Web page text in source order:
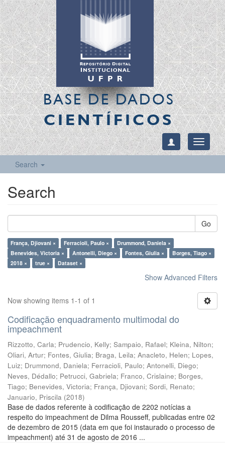
BASE DE DADOS
CIENTÍFICOS
Toggle
Search
Search
Go
França, Djiovani × Ferracioli, Paulo ×
Drummond, Daniela ×
Benevides, Victoria ×
Antonelli, Diego × Fontes, Giulia ×
Borges, Tiago ×
2018 ×
true × Dataset ×
Show Advanced Filters
Now showing items 1-1 of 1
Codificação enquadramento multimodal do
impeachment
Rizzotto, Carla; Prudencio, Kelly; Sampaio, Rafael; Kleina, Nilton;
Oliari, Artur; Fontes, Giulia; Braga, Leila; Anacleto, Helen; Lopes,
Luiz; Drummond, Daniela; Ferracioli, Paulo; Antonelli, Diego;
Neves, Dédallo; Petrucci, Gabriela; Franco, Crislaine; Borges,
Tiago; Benevides, Victoria; França, Djiovani; Sordi, Renato;
Januario, Priscila (2018)
Base de dados referente à codificação de 2202 notícias a
respeito do impeachment de Dilma Rousseff, publicadas entre 02
de dezembro de 2015 (data em que foi instaurado o processo de
impeachment) até 31 de agosto de 2016 ...